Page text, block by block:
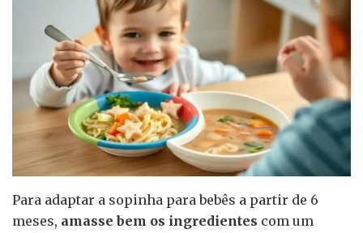
Para adaptar a sopinha para bebês a partir de 6
meses, amasse bem os ingredientes com um